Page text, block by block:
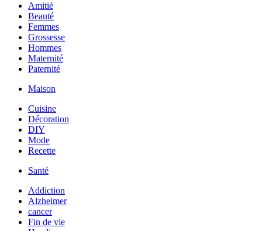
Amitié
Beauté
Femmes
Grossesse
Hommes
Maternité
Paternité
Maison
Cuisine
Décoration
DIY
Mode
Recette
Santé
Addiction
Alzheimer
cancer
Fin de vie